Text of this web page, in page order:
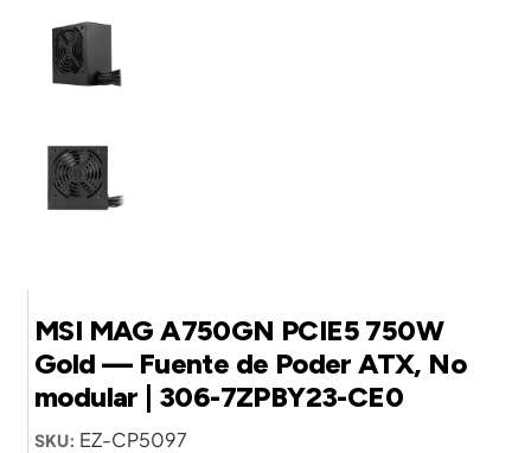
MSI MAG A750GN PCIE5 750W
Gold — Fuente de Poder ATX, No
modular | 306-7ZPBY23-CE0
SKU: EZ-CP5097